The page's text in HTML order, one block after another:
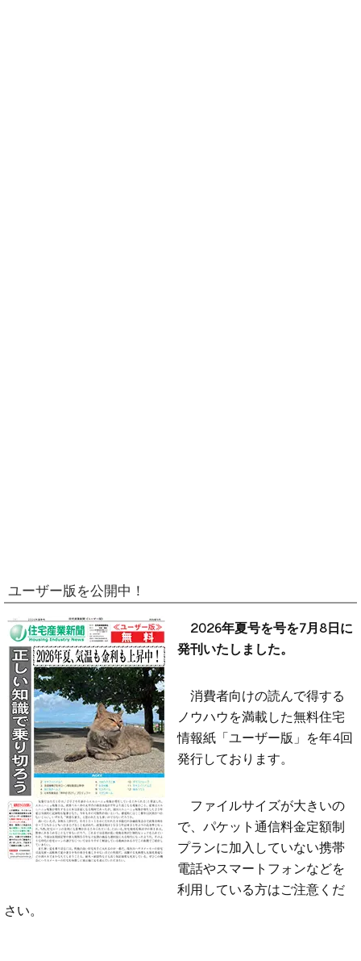
ユーザー版を公開中！
2026年夏号を号を7月8日に
発刊いたしました。
消費者向けの読んで得する
ノウハウを満載した無料住宅
情報紙「ユーザー版」を年4回
発行しております。
ファイルサイズが大きいの
で、パケット通信料金定額制
プランに加入していない携帯
電話やスマートフォンなどを
利用している方はご注意くだ
さい。